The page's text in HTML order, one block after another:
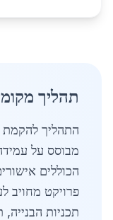
תהליך
התהליך להקמת
מבוסס על
הכוללים
פרויקט מחויב
תכניות